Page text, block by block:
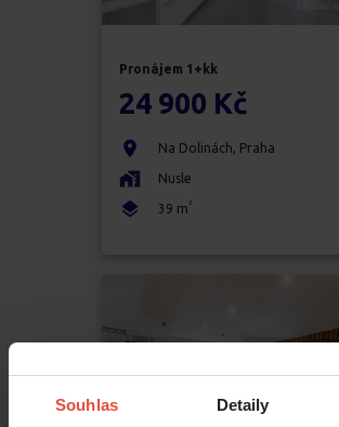
Souhlas Detaily
Pronájem 1+kk
24 900 Kč
Na Dolinách, Praha
Nusle
39 m 2